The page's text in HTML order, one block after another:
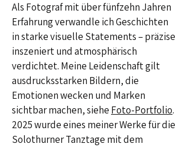
Als Fotograf mit über fünfzehn Jahren
Erfahrung verwandle ich Geschichten
in starke visuelle Statements – präzise
inszeniert und atmosphärisch
verdichtet. Meine Leidenschaft gilt
ausdrucksstarken Bildern, die
Emotionen wecken und Marken
sichtbar machen, siehe Foto-Portfolio.
2025 wurde eines meiner Werke für die
Solothurner Tanztage mit dem